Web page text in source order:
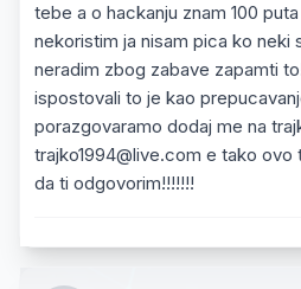
tebe a o hackanju znam 100
nekoristim ja nisam pica ko neki
neradim zbog zabave zapamti
ispostovali to je kao
porazgovaramo dodaj me na
trajko1994@live.com e tako ovo
da ti odgovorim!!!!!!!